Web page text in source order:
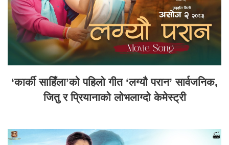
‘कार्की साहिँला’को पहिलो गीत ‘लग्यौ परान’ सार्वजनिक,
जितु र प्रियानाको लोभलाग्दो केमेस्ट्री